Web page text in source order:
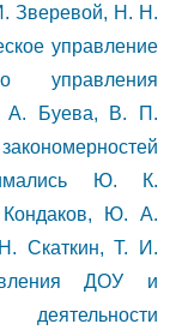
Зверевой, Н. Н.
управление
управления
А. Буева, В. П.
Ю. К.
Ю. А.
Скаткин, Т. И.
ДОУ и